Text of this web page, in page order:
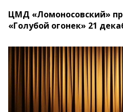
ЦМД «Ломоносовский»
«Голубой огонек» 21